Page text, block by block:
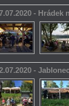
-
-